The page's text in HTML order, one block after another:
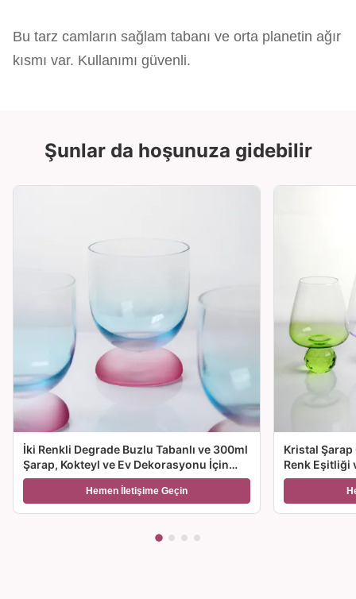
Bu tarz camların sağlam tabanı ve orta planetin ağır
kısmı var. Kullanımı güvenli.
Şunlar da hoşunuza gidebilir
İki Renkli Degrade Buzlu Tabanlı ve 300ml
Şarap, Kokteyl ve Ev Dekorasyonu İçin
Üfleme Kristal Şarap Kadehi
Hemen İletişime Geçin
Kristal Şarap
Renk Eşitliği
Hediye için